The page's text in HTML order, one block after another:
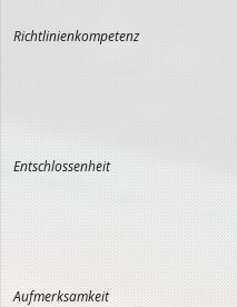
Richtlinienkompetenz
Entschlossenheit
Aufmerksamkeit